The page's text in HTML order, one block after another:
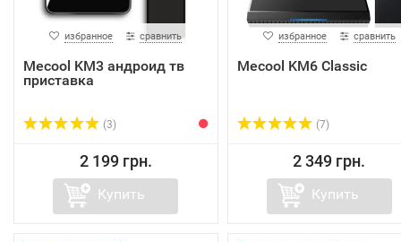
избранное сравнить
Mecool KM3 андроид тв
приставка
(3)
2 199 грн.
Купить
избранное сравнить
Mecool KM6 Classic
(7)
2 349 грн.
Купить